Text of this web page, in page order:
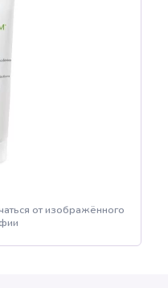
от изображённого